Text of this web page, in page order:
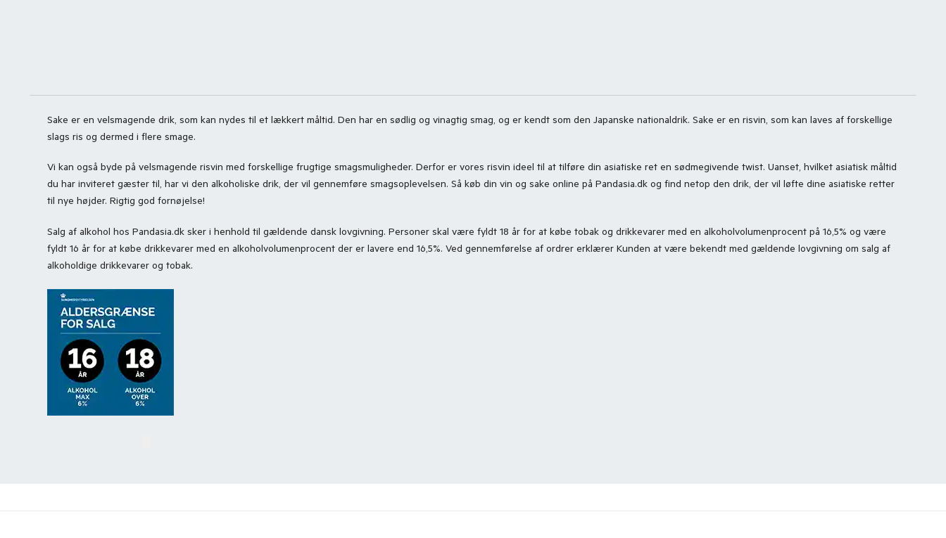
Sake er en velsmagende drik, som kan nydes til et lækkert måltid. Den har en sødlig og vinagtig smag, og er kendt som den Japanske nationaldrik. Sake er en risvin, som kan laves af forskellige
slags ris og dermed i flere smage.
Vi kan også byde på velsmagende risvin med forskellige frugtige smagsmuligheder. Derfor er vores risvin ideel til at tilføre din asiatiske ret en sødmegivende twist. Uanset, hvilket asiatisk måltid
du har inviteret gæster til, har vi den alkoholiske drik, der vil gennemføre smagsoplevelsen. Så køb din vin og sake online på Pandasia.dk og find netop den drik, der vil løfte dine asiatiske retter
til nye højder. Rigtig god fornøjelse!
Salg af alkohol hos Pandasia.dk sker i henhold til gældende dansk lovgivning. Personer skal være fyldt 18 år for at købe tobak og drikkevarer med en alkoholvolumenprocent på 16,5% og være
fyldt 16 år for at købe drikkevarer med en alkoholvolumenprocent der er lavere end 16,5%. Ved gennemførelse af ordrer erklærer Kunden at være bekendt med gældende lovgivning om salg af
alkoholdige drikkevarer og tobak.